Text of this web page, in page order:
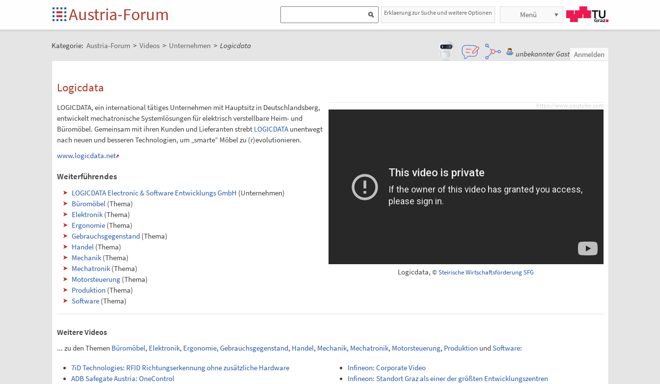
Austria-Forum Erklaerung zur Suche und weitere Optionen Menü
Kategorie: Austria-Forum > Videos > Unternehmen > Logicdata
unbekannter Gast Anmelden
Logicdata
https://www.youtube.com
Logicdata, © Steirische Wirtschaftsförderung SFG
LOGICDATA, ein international tätiges Unternehmen mit Hauptsitz in Deutschlandsberg,
entwickelt mechatronische Systemlösungen für elektrisch verstellbare Heim- und
Büromöbel. Gemeinsam mit ihren Kunden und Lieferanten strebt LOGICDATAunentwegt
nach neuen und besseren Technologien, um „smarte“ Möbel zu (r)evolutionieren.
www.logicdata.net
Weiterführendes
LOGICDATA Electronic & Software Entwicklungs GmbH (Unternehmen)
Büromöbel (Thema)
Elektronik (Thema)
Ergonomie (Thema)
Gebrauchsgegenstand (Thema)
Handel (Thema)
Mechanik (Thema)
Mechatronik (Thema)
Motorsteuerung (Thema)
Produktion (Thema)
Software (Thema)
Weitere Videos
... zu den Themen Büromöbel, Elektronik, Ergonomie, Gebrauchsgegenstand, Handel, Mechanik, Mechatronik, Motorsteuerung, Produktion und Software:
7iD Technologies: RFID Richtungserkennung ohne zusätzliche Hardware
ADB Safegate Austria: OneControl
Infineon: Corporate Video
Infineon: Standort Graz als einer der größten Entwicklungszentren